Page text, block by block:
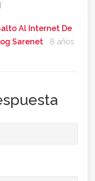
Al Internet De
Sarenet
8 años